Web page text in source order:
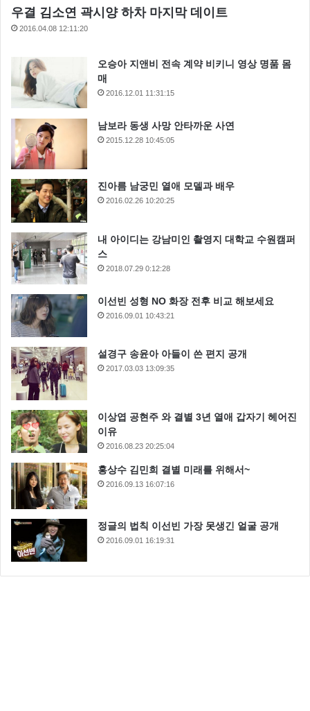
우결 김소연 곽시양 하차 마지막 데이트
2016.04.08 12:11:20
오승아 지앤비 전속 계약 비키니 영상 명품 몸
매
2016.12.01 11:31:15
남보라 동생 사망 안타까운 사연
2015.12.28 10:45:05
진아름 남궁민 열애 모델과 배우
2016.02.26 10:20:25
내 아이디는 강남미인 촬영지 대학교 수원캠퍼
스
2018.07.29 0:12:28
이선빈 성형 NO 화장 전후 비교 해보세요
2016.09.01 10:43:21
설경구 송윤아 아들이 쓴 편지 공개
2017.03.03 13:09:35
이상엽 공현주 와 결별 3년 열애 갑자기 헤어진
이유
2016.08.23 20:25:04
홍상수 김민희 결별 미래를 위해서~
2016.09.13 16:07:16
정글의 법칙 이선빈 가장 못생긴 얼굴 공개
2016.09.01 16:19:31